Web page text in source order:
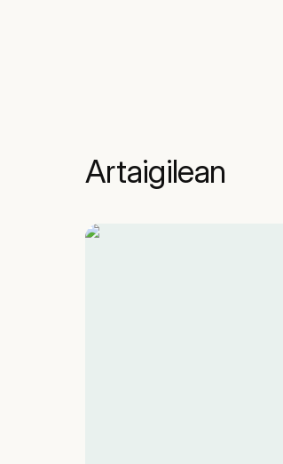
Artaigilean